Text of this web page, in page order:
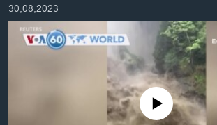
ອິດສະຫຼະພາບດ້ານການຂ່າວ
ຊີວິດຊາວລາວ
ວິທະຍາສາດ-ເທັກໂນໂລຈີ
30,08,2023
No media source currently